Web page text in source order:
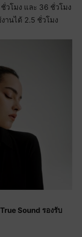
วโมง และ 36 ชั่วโมง
านได้ 2.5 ชั่วโมง
True Sound รองรับ